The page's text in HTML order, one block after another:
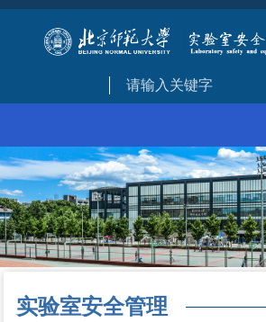
实验室安全管理